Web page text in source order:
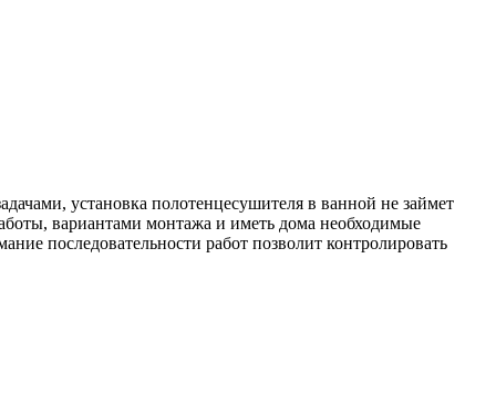
установка полотенцесушителя в ванной не займет
вариантами монтажа и иметь дома необходимые
последовательности работ позволит контролировать